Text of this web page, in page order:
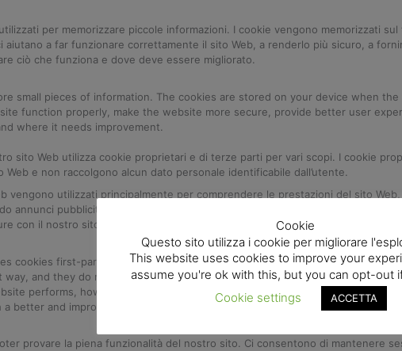
per memorizzare piccole informazioni. I cookie vengono memorizzati
a far funzionare correttamente il sito Web, a renderlo più sicuro, a
ciò che funziona e dove deve essere migliorato.
small pieces of information. The cookies are stored on your device when
function properly, make the website more secure, provide better user
where it needs improvement.
sito Web utilizza cookie proprietari e di terze parti per vari scopi. I cookie
e non raccolgono alcun dato personale identificabile dall’utente.
vengono utilizzati principalmente per comprendere le prestazioni del sito
annunci pubblicitari pertinenti per te e tutto sommato fornendoti un servizio
con il nostro sito Web
cookies first-party and third-party cookies for a number of purposes. The
and they do not collect any of your personally identifiable data.The third-
performs, how you interact with our website, keeping our services
better and improved user experience and help speed up your future
provare la piena funzionalità del nostro sito. Ci consentono di mantenere
Cookie
Questo sito utilizza i cookie per migliorare
This website uses cookies to improve your
assume you're ok with this, but you can opt-out
Cookie settings
ACCETTA